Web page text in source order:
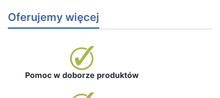
Oferujemy więcej
Pomoc w doborze produktów